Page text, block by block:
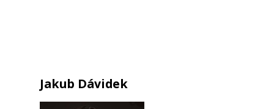
Jakub Dávidek